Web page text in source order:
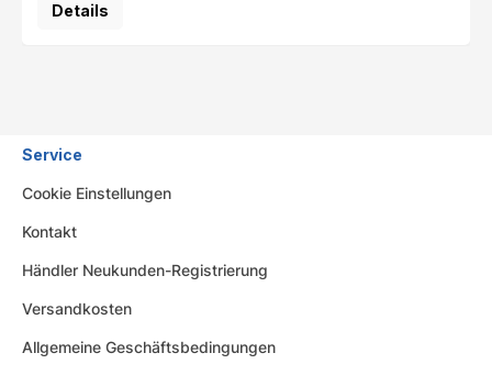
Details
Service
Cookie Einstellungen
Kontakt
Händler Neukunden-Registrierung
Versandkosten
Allgemeine Geschäftsbedingungen